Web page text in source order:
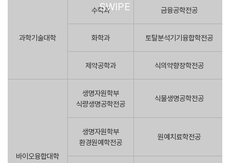
SWIPE
과학기술대학
수학과 금융공학전공
화학과 토탈분석기기융합학전공
제약공학과 식의약향장학전공
바이오융합대학
생명자원학부
식량생명공학전공
식물생명공학전공
생명자원학부
환경원예학전공
원예치료학전공